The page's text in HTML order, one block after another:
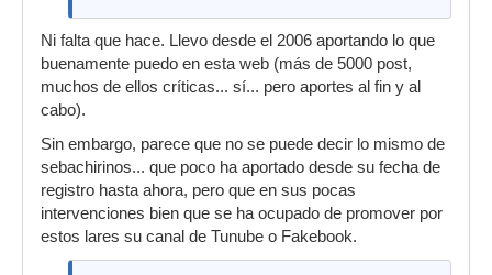
Ni falta que hace. Llevo desde el 2006 aportando lo que
buenamente puedo en esta web (más de 5000 post,
muchos de ellos críticas... sí... pero aportes al fin y al
cabo).
Sin embargo, parece que no se puede decir lo mismo de
sebachirinos... que poco ha aportado desde su fecha de
registro hasta ahora, pero que en sus pocas
intervenciones bien que se ha ocupado de promover por
estos lares su canal de Tunube o Fakebook.